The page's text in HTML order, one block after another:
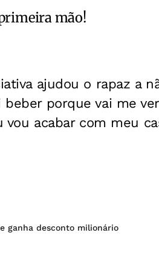
mão!
ajudou o rapaz a
porque vai me
acabar com meu
ganha desconto milionário